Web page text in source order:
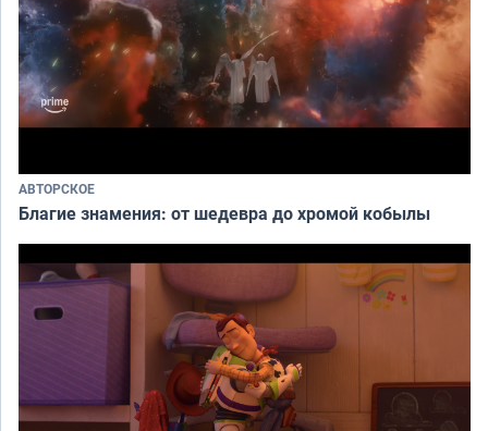
АВТОРСКОЕ
Благие знамения: от шедевра до хромой кобылы